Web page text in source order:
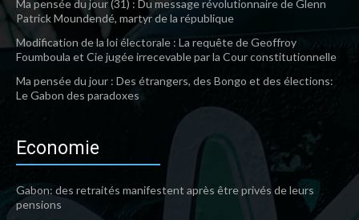
Ma pensée du jour (31) : Du message révolutionnaire de Glenn
Patrick Moundendé, martyr de la république
Modification de la loi électorale : La requête de Geoffroy
Foumboula et Cie jugée irrecevable par la Cour constitutionnelle
Ma pensée du jour : Des étrangers, des Bongo et des élections:
Le Gabon des paradoxes
Economie
Gabon: des retraités manifestent après être privés de leurs
pensions